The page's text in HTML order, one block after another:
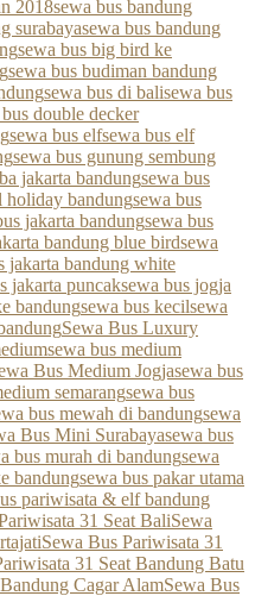
2018sewa bus bandung
surabayasewa bus bandung
sewa bus big bird ke
sewa bus budiman bandung
sewa bus di balisewa bus
double decker
sewa bus elfsewa bus elf
sewa bus gunung sembung
jakarta bandungsewa bus
holiday bandungsewa bus
jakarta bandungsewa bus
bandung blue birdsewa
jakarta bandung white
jakarta puncaksewa bus jogja
bandungsewa bus kecilsewa
Sewa Bus Luxury
sewa bus medium
Bus Medium Jogjasewa bus
semarangsewa bus
bus mewah di bandungsewa
Bus Mini Surabayasewa bus
bus murah di bandungsewa
bandungsewa bus pakar utama
pariwisata & elf bandung
31 Seat BaliSewa
Sewa Bus Pariwisata 31
31 Seat Bandung Batu
Cagar AlamSewa Bus